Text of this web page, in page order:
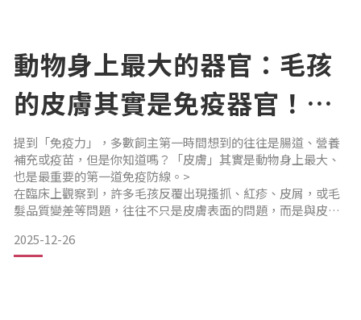
「哪些需
動物身上最大的器官：毛孩
的皮膚其實是免疫器官！｜
專業獸醫—林孟潔
提到「免疫力」，多數飼主第一時間想到的往往是腸道、營養
補充或疫苗，但是你知道嗎？「皮膚」其實是動物身上最大、
也是最重要的第一道免疫防線。>
在臨床上觀察到，許多毛孩反覆出現搔抓、紅疹、皮屑，或毛
髮品質變差等問題，往往不只是皮膚表面的問題，而是與皮膚
是一座正在運作的防禦堡壘
寵博健康動物醫院的林孟潔獸醫師表示，可以把健康的皮膚想
2025-12-26